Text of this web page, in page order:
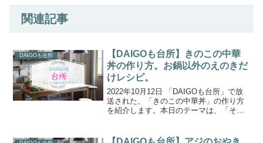
関連記事
DAIGOも台所
【DAIGOも台所】きのこの中華
丼の作り方。お鍋以外のえのきだ
けレシピ。
2022年10月12日 「DAIGOも台所」で放
送された、「きのこの中華丼」の作り方
を紹介します。本日のテーマは、「そろ
以外での料理、思いつきません！」とい